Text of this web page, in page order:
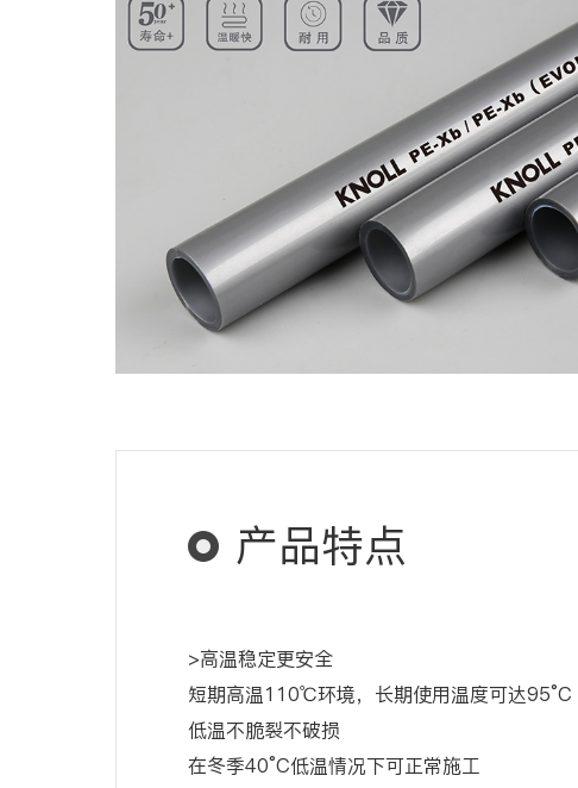
产品特点
>高温稳定更安全
短期高温110℃环境，长期使用温度可达95°C
低温不脆裂不破损
在冬季40°C低温情况下可正常施工